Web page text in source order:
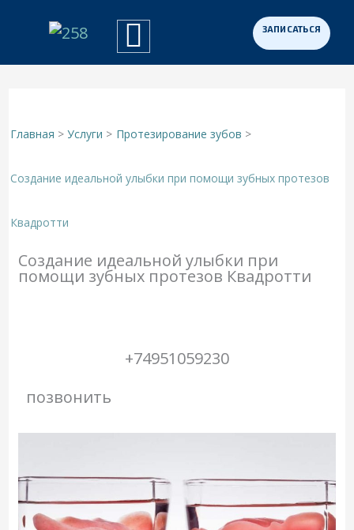
Главная Услуги Протезирование зубов
Создание идеальной улыбки при помощи зубных протезов
Квадротти
Создание идеальной улыбки при
помощи зубных протезов Квадротти
+74951059230
позвонить